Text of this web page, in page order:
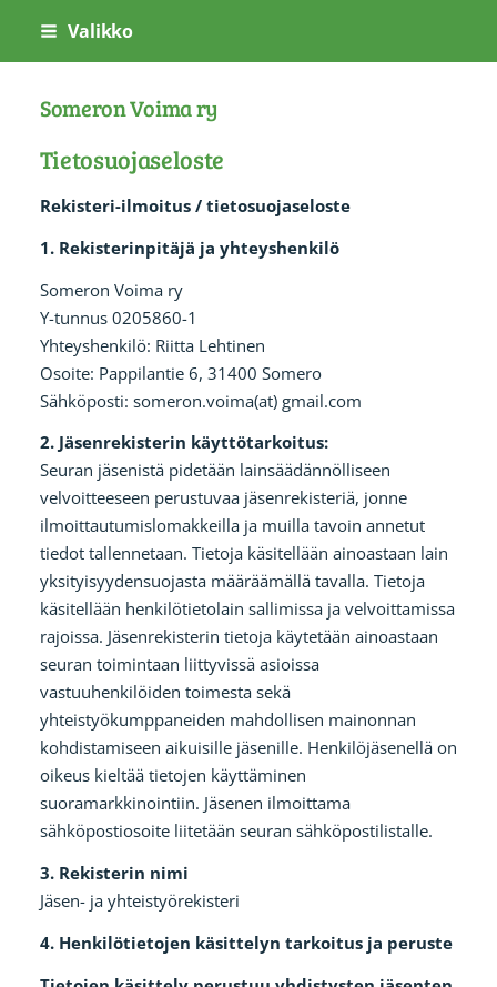
Siirry
Valikko
Someron Voima ry
Tietosuojaseloste
Rekisteri-ilmoitus / tietosuojaseloste
1. Rekisterinpitäjä ja yhteyshenkilö
Someron Voima ry
Y-tunnus 0205860-1
Yhteyshenkilö: Riitta Lehtinen
Osoite: Pappilantie 6, 31400 Somero
Sähköposti: someron.voima(at) gmail.com
2. Jäsenrekisterin käyttötarkoitus:
Seuran jäsenistä pidetään lainsäädännölliseen
velvoitteeseen perustuvaa jäsenrekisteriä, jonne
ilmoittautumislomakkeilla ja muilla tavoin annetut
tiedot tallennetaan. Tietoja käsitellään ainoastaan lain
yksityisyydensuojasta määräämällä tavalla. Tietoja
käsitellään henkilötietolain sallimissa ja velvoittamissa
rajoissa. Jäsenrekisterin tietoja käytetään ainoastaan
seuran toimintaan liittyvissä asioissa
vastuuhenkilöiden toimesta sekä
yhteistyökumppaneiden mahdollisen mainonnan
kohdistamiseen aikuisille jäsenille. Henkilöjäsenellä on
oikeus kieltää tietojen käyttäminen
suoramarkkinointiin. Jäsenen ilmoittama
sähköpostiosoite liitetään seuran sähköpostilistalle.
3. Rekisterin nimi
Jäsen- ja yhteistyörekisteri
4. Henkilötietojen käsittelyn tarkoitus ja peruste